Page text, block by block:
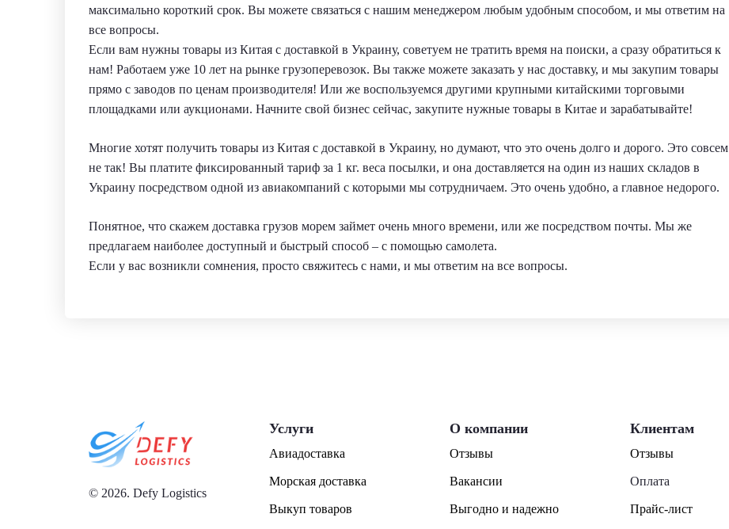
максимально короткий срок. Вы можете связаться с нашим менеджером любым удобным способом, и мы ответим на
все вопросы.
Если вам нужны товары из Китая с доставкой в Украину, советуем не тратить время на поиски, а сразу обратиться к
нам! Работаем уже 10 лет на рынке грузоперевозок. Вы также можете заказать у нас доставку, и мы закупим товары
прямо с заводов по ценам производителя! Или же воспользуемся другими крупными китайскими торговыми
площадками или аукционами. Начните свой бизнес сейчас, закупите нужные товары в Китае и зарабатывайте!
Многие хотят получить товары из Китая с доставкой в Украину, но думают, что это очень долго и дорого. Это совсем
не так! Вы платите фиксированный тариф за 1 кг. веса посылки, и она доставляется на один из наших складов в
Украину посредством одной из авиакомпаний с которыми мы сотрудничаем. Это очень удобно, а главное недорого.
Понятное, что скажем доставка грузов морем займет очень много времени, или же посредством почты. Мы же
предлагаем наиболее доступный и быстрый способ – с помощью самолета.
Если у вас возникли сомнения, просто свяжитесь с нами, и мы ответим на все вопросы.
© 2026. Defy Logistics
Услуги
Авиадоставка
Морская доставка
Выкуп товаров
О компании
Отзывы
Вакансии
Выгодно и надежно
Клиентам
Отзывы
Оплата
Прайс-лист